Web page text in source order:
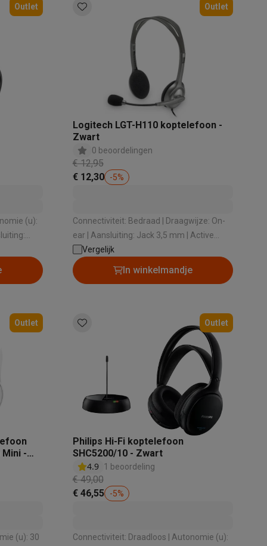
Thermometers
Accessoires
Fold8
Galaxy Flip8 & Fold8 (Ultra) hoesjes
accessoires
Smartphone gaming controllers
Accessoires
Outlet Outlet
Logitech LGT-H110 koptelefoon -
Zwart
0 beoordelingen
€ 12,95
€ 12,30
-5%
Connectiviteit: Bedraad | Draagwijze: On-
ear | Aansluiting: Jack 3,5 mm | Active
Noise cancelling: Nee
Vergelijk
In winkelmandje
Outlet
-
Outlet
Philips Hi-Fi koptelefoon
SHC5200/10 - Zwart
4.9 1 beoordeling
€ 49,00
€ 46,55
-5%
Connectiviteit: Draadloos | Autonomie (u):